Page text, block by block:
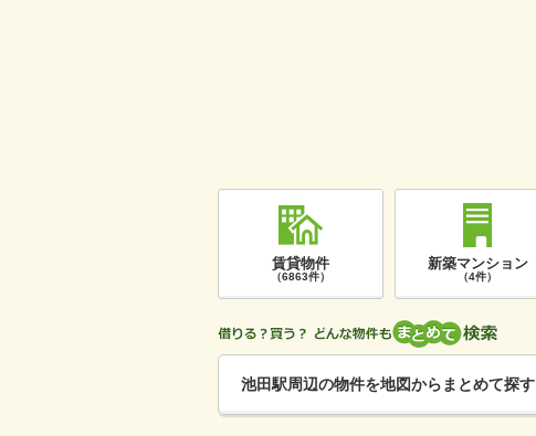
賃貸物件
（6863件）
新築マンション
（4件）
池田駅周辺の物件を地図からまとめて探す